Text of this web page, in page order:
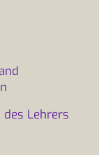
Lehrers